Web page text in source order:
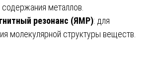
содержания металлов.
резонанс (ЯМР): для
молекулярной структуры веществ.